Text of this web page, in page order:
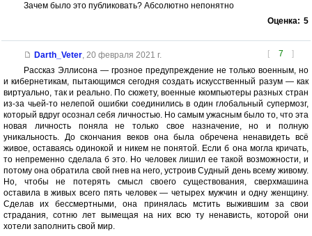
Зачем было это публиковать? Абсолютно непонятно
Оценка: 5
[ 7 ]
Darth_Veter, 20 февраля 2021 г.
Рассказ Эллисона — грозное предупреждение не только военным, но
и кибернетикам, пытающимся сегодня создать искусственный разум — как
виртуально, так и реально. По сюжету, военные ккомпьютеры разных стран
из-за чьей-то нелепой ошибки соединились в один глобальный супермозг,
который вдруг осознал себя личностью. Но самым ужасным было то, что эта
новая личность поняла не только свое назначение, но и полную
уникальность. До скончания веков она была обречена ненавидеть всё
живое, оставаясь одинокой и никем не понятой. Если б она могла кричать,
то непременно сделала б это. Но человек лишил ее такой возможности, и
потому она обратила свой гнев на него, устроив Судный день всему живому.
Но, чтобы не потерять смысл своего существования, сверхмашина
оставила в живых всего пять человек — четырех мужчин и одну женщину.
Сделав их бессмертными, она принялась мстить выжившим за свои
страдания, сотню лет вымещая на них всю ту ненависть, которой они
хотели заполнить свой мир.